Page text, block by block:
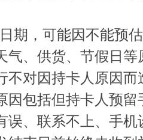
期，可能因不能预
气、供货、节假日
不对因持卡人原因
因包括但持卡人预
误、联系不上、手